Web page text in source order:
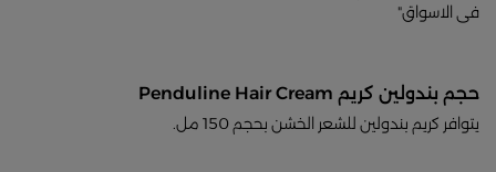
فى الاسواق"
حجم بندولين كريم Penduline Hair Cream
يتوافر كريم بندولين للشعر الخشن بحجم 150 مل.